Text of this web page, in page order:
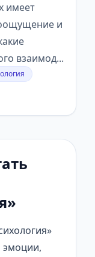
имеет
и
взаимод...
эмоции,